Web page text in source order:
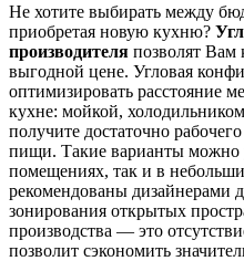
Не хотите выбирать между
приобретая новую кухню?
производителя позволят Вам
выгодной цене. Угловая
оптимизировать расстояние
кухне: мойкой,
получите достаточно
пищи. Такие варианты можно
помещениях, так и в
рекомендованы дизайнерами
зонирования открытых
производства — это
позволит сэкономить